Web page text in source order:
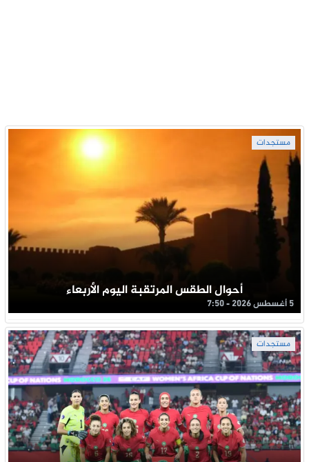
مستجدات
أحوال الطقس المرتقبة اليوم الأربعاء
5 أغسطس 2026 - 7:50
مستجدات